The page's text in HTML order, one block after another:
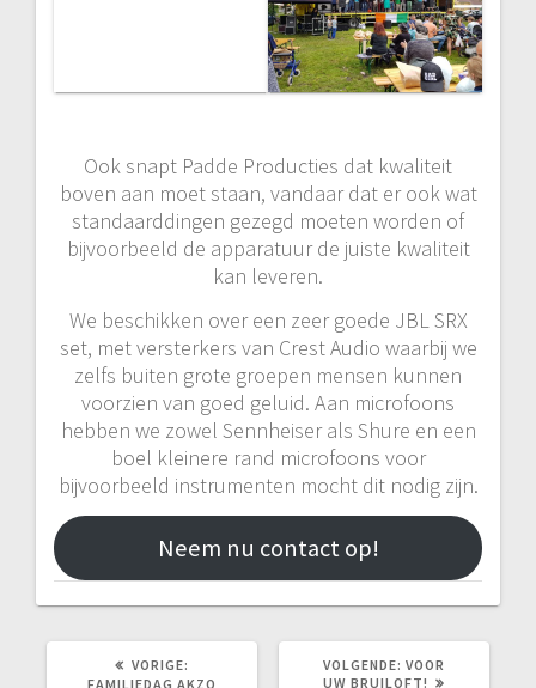
Ook snapt Padde Producties dat kwaliteit
boven aan moet staan, vandaar dat er ook wat
standaarddingen gezegd moeten worden of
bijvoorbeeld de apparatuur de juiste kwaliteit
kan leveren.
We beschikken over een zeer goede JBL SRX
set, met versterkers van Crest Audio waarbij we
zelfs buiten grote groepen mensen kunnen
voorzien van goed geluid. Aan microfoons
hebben we zowel Sennheiser als Shure en een
boel kleinere rand microfoons voor
bijvoorbeeld instrumenten mocht dit nodig zijn.
Neem nu contact op!
VORIGE:
BERICHT:
FAMILIEDAG AKZO
VOLGENDE: VOLGEND
BERICHT:
VOOR
UW BRUILOFT!